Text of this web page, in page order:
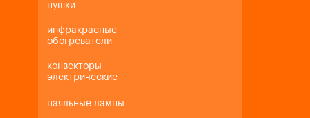
пушки
инфракрасные
обогреватели
конвекторы
электрические
паяльные лампы